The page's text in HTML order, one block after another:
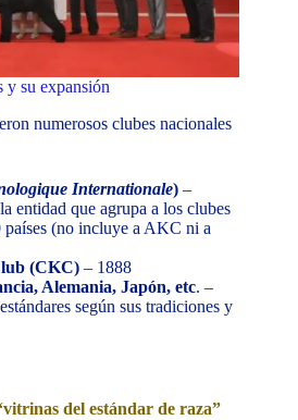
y su expansión
numerosos clubes nacionales
Internationale) –
entidad que agrupa a los clubes
países (no incluye a AKC ni a
(CKC) – 1888
Alemania, Japón, etc. –
según sus tradiciones y
del estándar de raza”